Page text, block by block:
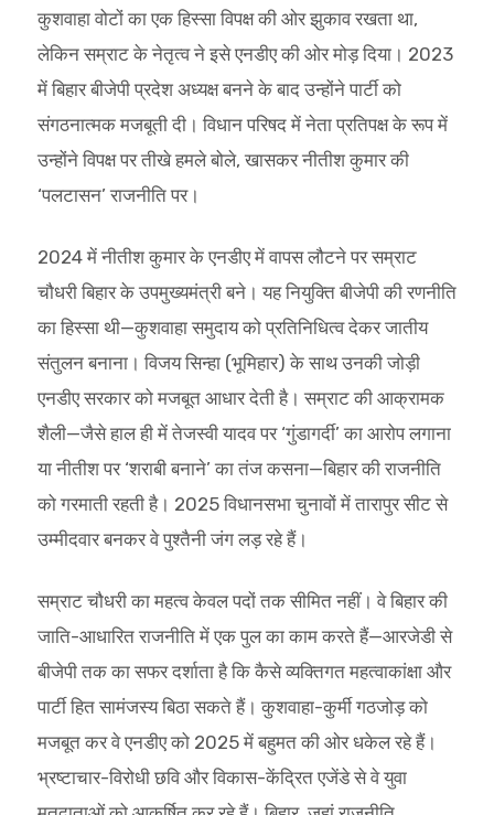
कुशवाहा वोटों का एक हिस्सा विपक्ष की ओर झुकाव रखता था,
लेकिन सम्राट के नेतृत्व ने इसे एनडीए की ओर मोड़ दिया। 2023
में बिहार बीजेपी प्रदेश अध्यक्ष बनने के बाद उन्होंने पार्टी को
संगठनात्मक मजबूती दी। विधान परिषद में नेता प्रतिपक्ष के रूप में
उन्होंने विपक्ष पर तीखे हमले बोले, खासकर नीतीश कुमार की
‘पलटासन’ राजनीति पर।
2024 में नीतीश कुमार के एनडीए में वापस लौटने पर सम्राट
चौधरी बिहार के उपमुख्यमंत्री बने। यह नियुक्ति बीजेपी की रणनीति
का हिस्सा थी—कुशवाहा समुदाय को प्रतिनिधित्व देकर जातीय
संतुलन बनाना। विजय सिन्हा (भूमिहार) के साथ उनकी जोड़ी
एनडीए सरकार को मजबूत आधार देती है। सम्राट की आक्रामक
शैली—जैसे हाल ही में तेजस्वी यादव पर ‘गुंडागर्दी’ का आरोप लगाना
या नीतीश पर ‘शराबी बनाने’ का तंज कसना—बिहार की राजनीति
को गरमाती रहती है। 2025 विधानसभा चुनावों में तारापुर सीट से
उम्मीदवार बनकर वे पुश्तैनी जंग लड़ रहे हैं।
सम्राट चौधरी का महत्व केवल पदों तक सीमित नहीं। वे बिहार की
जाति-आधारित राजनीति में एक पुल का काम करते हैं—आरजेडी से
बीजेपी तक का सफर दर्शाता है कि कैसे व्यक्तिगत महत्वाकांक्षा और
पार्टी हित सामंजस्य बिठा सकते हैं। कुशवाहा-कुर्मी गठजोड़ को
मजबूत कर वे एनडीए को 2025 में बहुमत की ओर धकेल रहे हैं।
भ्रष्टाचार-विरोधी छवि और विकास-केंद्रित एजेंडे से वे युवा